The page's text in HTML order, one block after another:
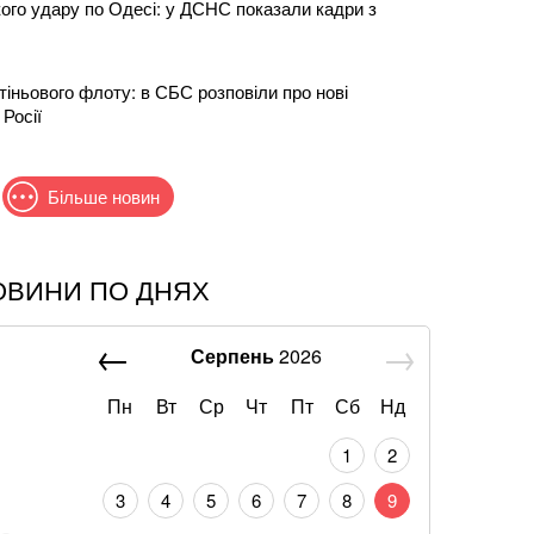
удару по Одесі: у ДСНС показали кадри з
флоту: в СБС розповіли про нові
Більше новин
що йому змінили результат НМТ: перевірка
ракетно-дронового удару по Одесі: що
відреагували на ухвалення «пекельних
ПО ДНЯХ
Серпень2026
Пн
Вт Ср Чт Пт Сб Нд
1
2
3
4 5 6 7 8
9